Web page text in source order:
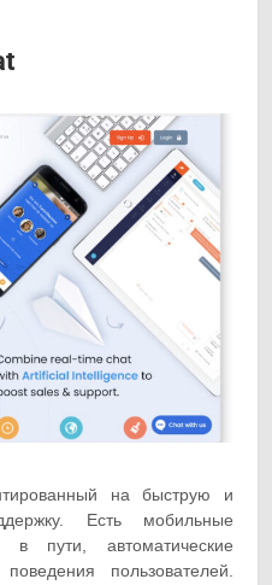
на быструю и
Есть мобильные
в пути, автоматические
пользователей.